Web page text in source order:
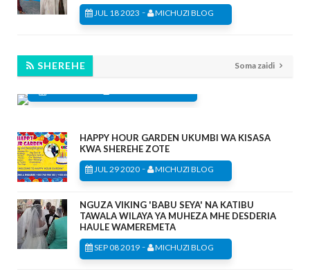
JUL 18 2023 - MICHUZI BLOG
SHEREHE Soma zaidi
TANGA BEACH RESORT FESTIVE SEASON
PROGRAMM
HAPPY HOUR GARDEN UKUMBI WA KISASA
KWA SHEREHE ZOTE
JUL 29 2020 - MICHUZI BLOG
NGUZA VIKING 'BABU SEYA' NA KATIBU
TAWALA WILAYA YA MUHEZA MHE DESDERIA
HAULE WAMEREMETA
SEP 08 2019 - MICHUZI BLOG